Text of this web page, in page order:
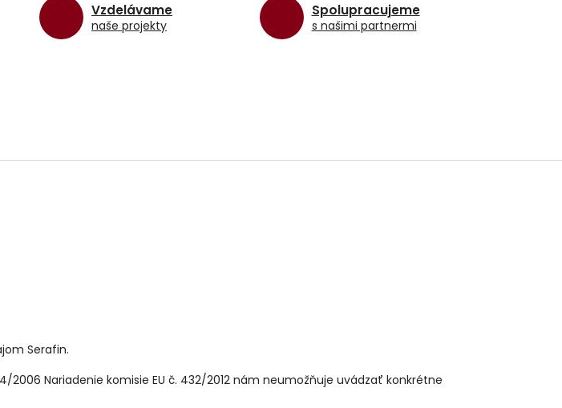
Vzdelávame
naše projekty
Spolupracujeme
s našimi partnermi
Serafin.
Nariadenie komisie EU č. 432/2012 nám neumožňuje uvádzať konkrétne